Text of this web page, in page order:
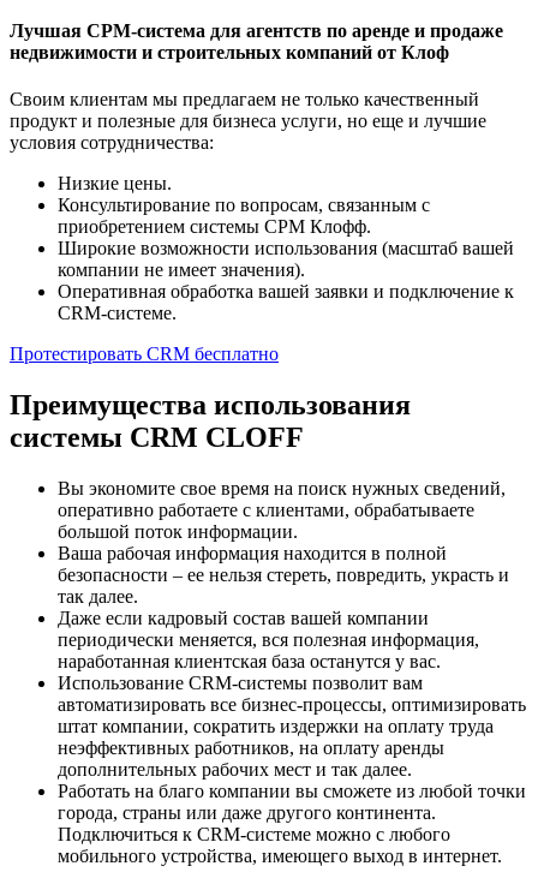
Лучшая СРМ-система для агентств по аренде и продаже
недвижимости и строительных компаний от Клоф
Своим клиентам мы предлагаем не только качественный
продукт и полезные для бизнеса услуги, но еще и лучшие
условия сотрудничества:
Низкие цены.
Консультирование по вопросам, связанным с
приобретением системы СРМ Клофф.
Широкие возможности использования (масштаб вашей
компании не имеет значения).
Оперативная обработка вашей заявки и подключение к
CRM-системе.
Протестировать CRM бесплатно
Преимущества использования
системы CRM CLOFF
Вы экономите свое время на поиск нужных сведений,
оперативно работаете с клиентами, обрабатываете
большой поток информации.
Ваша рабочая информация находится в полной
безопасности – ее нельзя стереть, повредить, украсть и
так далее.
Даже если кадровый состав вашей компании
периодически меняется, вся полезная информация,
наработанная клиентская база останутся у вас.
Использование CRM-системы позволит вам
автоматизировать все бизнес-процессы, оптимизировать
штат компании, сократить издержки на оплату труда
неэффективных работников, на оплату аренды
дополнительных рабочих мест и так далее.
Работать на благо компании вы сможете из любой точки
города, страны или даже другого континента.
Подключиться к CRM-системе можно с любого
мобильного устройства, имеющего выход в интернет.